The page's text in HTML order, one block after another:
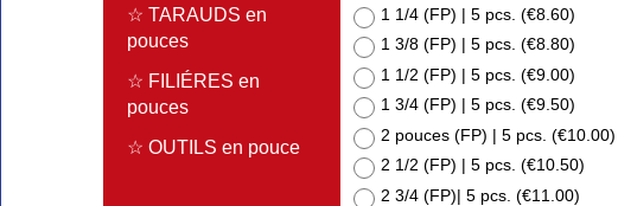
☆ TARAUDS en
pouces
☆ FILIÉRES en
pouces
☆ OUTILS en pouce
1 1/4 (FP) | 5 pcs. (€8.60)
1 3/8 (FP) | 5 pcs. (€8.80)
1 1/2 (FP) | 5 pcs. (€9.00)
1 3/4 (FP) | 5 pcs. (€9.50)
2 pouces (FP) | 5 pcs. (€10.00)
2 1/2 (FP) | 5 pcs. (€10.50)
2 3/4 (FP)| 5 pcs. (€11.00)